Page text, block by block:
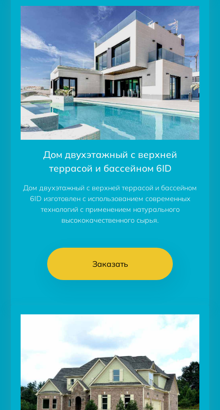
Дом двухэтажный с верхней
террасой и бассейном 6ID
Дом двухэтажный с верхней террасой и бассейном
6ID изготовлен с использованием современных
технологий с применением натурального
высококачественного сырья.
Заказать